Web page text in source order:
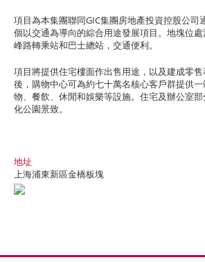
項目為本集團聯同GIC集團房地產投資控股公司
個以交通為導向的綜合用途發展項目。地塊位
峰路轉乘站和巴士總站，交通便利。
項目將提供住宅樓面作出售用途，以及建成零
後，購物中心可為約七十萬名核心客戶群提供
物、餐飲、休閒和娛樂等設施。住宅及辦公室
化公園景致。
地址
上海浦東新區金橋板塊